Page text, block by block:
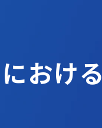
における